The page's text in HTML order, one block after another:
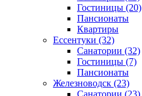
Гостиницы (20)
Пансионаты
Квартиры
Ессентуки (32)
Санатории (32)
Гостиницы (7)
Пансионаты
Железноводск (23)
Санатории (23)